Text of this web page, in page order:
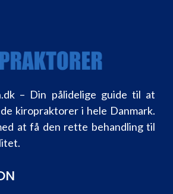
– Din pålidelige guide til at
kiropraktorer i hele Danmark.
at få den rette behandling til